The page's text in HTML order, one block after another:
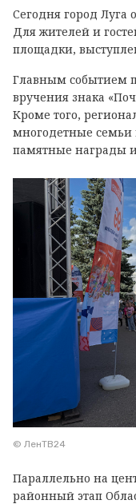
Сегодня город Луга
Для жителей и
площадки,
Главным событием
вручения знака
Кроме того,
многодетные
памятные награды
© ЛенТВ24
Параллельно на
районный этап